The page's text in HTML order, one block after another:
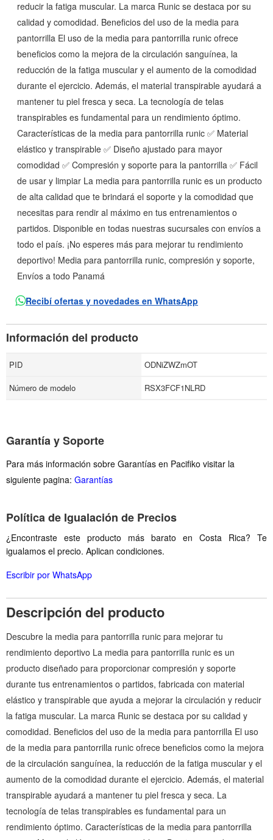
reducir la fatiga muscular. La marca Runic se destaca por su
calidad y comodidad. Beneficios del uso de la media para
pantorrilla El uso de la media para pantorrilla runic ofrece
beneficios como la mejora de la circulación sanguínea, la
reducción de la fatiga muscular y el aumento de la comodidad
durante el ejercicio. Además, el material transpirable ayudará a
mantener tu piel fresca y seca. La tecnología de telas
transpirables es fundamental para un rendimiento óptimo.
Características de la media para pantorrilla runic ✅ Material
elástico y transpirable ✅ Diseño ajustado para mayor
comodidad ✅ Compresión y soporte para la pantorrilla ✅ Fácil
de usar y limpiar La media para pantorrilla runic es un producto
de alta calidad que te brindará el soporte y la comodidad que
necesitas para rendir al máximo en tus entrenamientos o
partidos. Disponible en todas nuestras sucursales con envíos a
todo el país. ¡No esperes más para mejorar tu rendimiento
deportivo! Media para pantorrilla runic, compresión y soporte,
Envíos a todo Panamá
Recibí ofertas y novedades en WhatsApp
Información del producto
PID
ODNiZWZmOT
Número de modelo
RSX3FCF1NLRD
Garantía y Soporte
Para más información sobre Garantías en Pacifiko visitar la
siguiente pagina: Garantías
Política de Igualación de Precios
¿Encontraste este producto más barato en Costa Rica? Te
igualamos el precio. Aplican condiciones.
Escribir por WhatsApp
Descripción del producto
Descubre la media para pantorrilla runic para mejorar tu
rendimiento deportivo La media para pantorrilla runic es un
producto diseñado para proporcionar compresión y soporte
durante tus entrenamientos o partidos, fabricada con material
elástico y transpirable que ayuda a mejorar la circulación y reducir
la fatiga muscular. La marca Runic se destaca por su calidad y
comodidad. Beneficios del uso de la media para pantorrilla El uso
de la media para pantorrilla runic ofrece beneficios como la mejora
de la circulación sanguínea, la reducción de la fatiga muscular y el
aumento de la comodidad durante el ejercicio. Además, el material
transpirable ayudará a mantener tu piel fresca y seca. La
tecnología de telas transpirables es fundamental para un
rendimiento óptimo. Características de la media para pantorrilla